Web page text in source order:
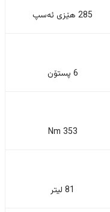
285 هێزی ئەسپ
6 پستۆن
353 Nm
81 لیتر